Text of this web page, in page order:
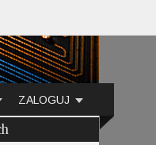
ZALOGUJ